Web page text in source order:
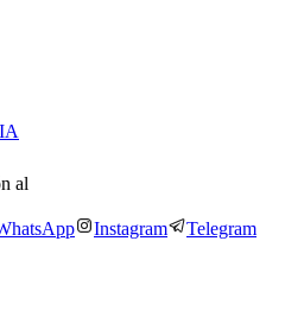
al
Instagram Telegram